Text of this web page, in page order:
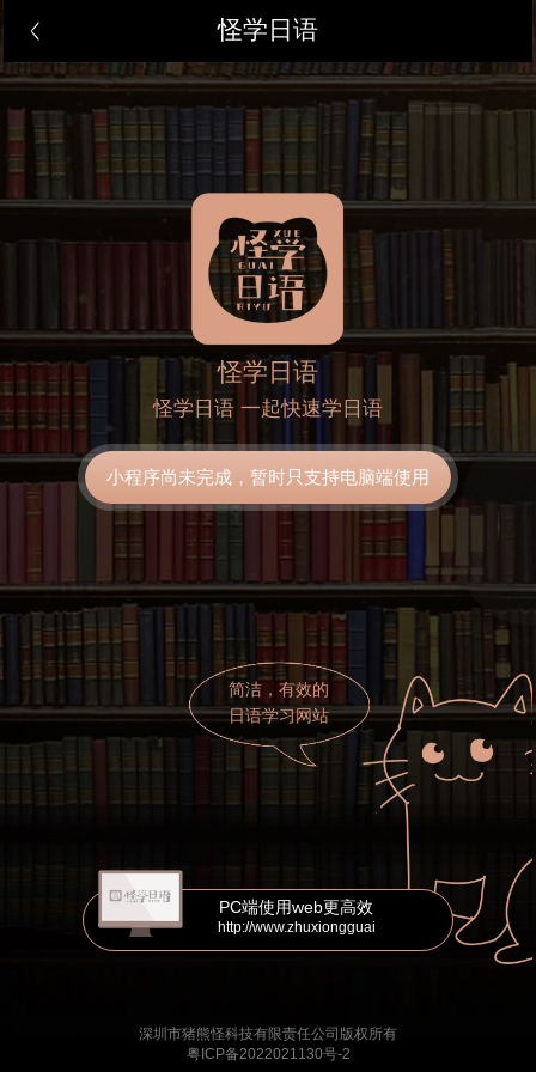
怪学日语
怪学日语
怪学日语 一起快速学日语
小程序尚未完成，暂时只支持电脑端使用
简洁，有效的
日语学习网站
PC端使用web更高效
http://www.zhuxiongguai
深圳市猪熊怪科技有限责任公司版权所有
粤ICP备2022021130号-2